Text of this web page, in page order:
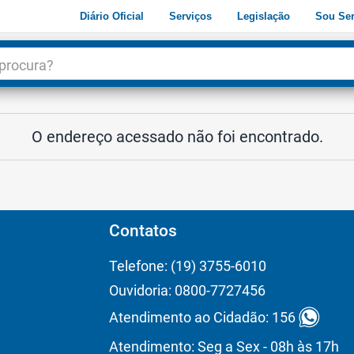
Diário Oficial Serviços Legislação Sou
O endereço acessado não foi encontrado.
Contatos
Telefone: (19) 3755-6010
Ouvidoria: 0800-7727456
Atendimento ao Cidadão: 156
Atendimento: Seg a Sex - 08h às 17h